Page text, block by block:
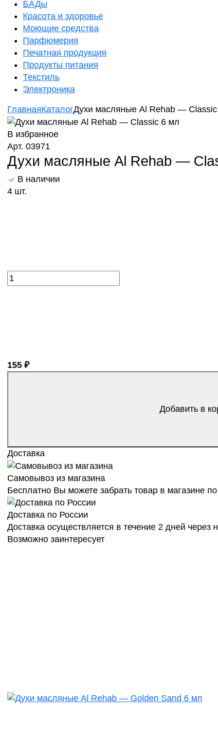
БАДы
Красота и здоровье
Моющие средства
Парфюмерия
Печатная продукция
Продукты питания
Текстиль
Электроника
ГлавнаяКаталогДухи масляные Al Rehab —
В избранное
Арт. 03971
Духи масляные Al Rehab —
В наличии
4 шт.
155 ₽
Добавить в
Доставка
Самовывоз из магазина
Бесплатно Вы можете забрать товар в магазине
Доставка по России
Доставка осуществляется в течение 2 дней
Возможно заинтересует